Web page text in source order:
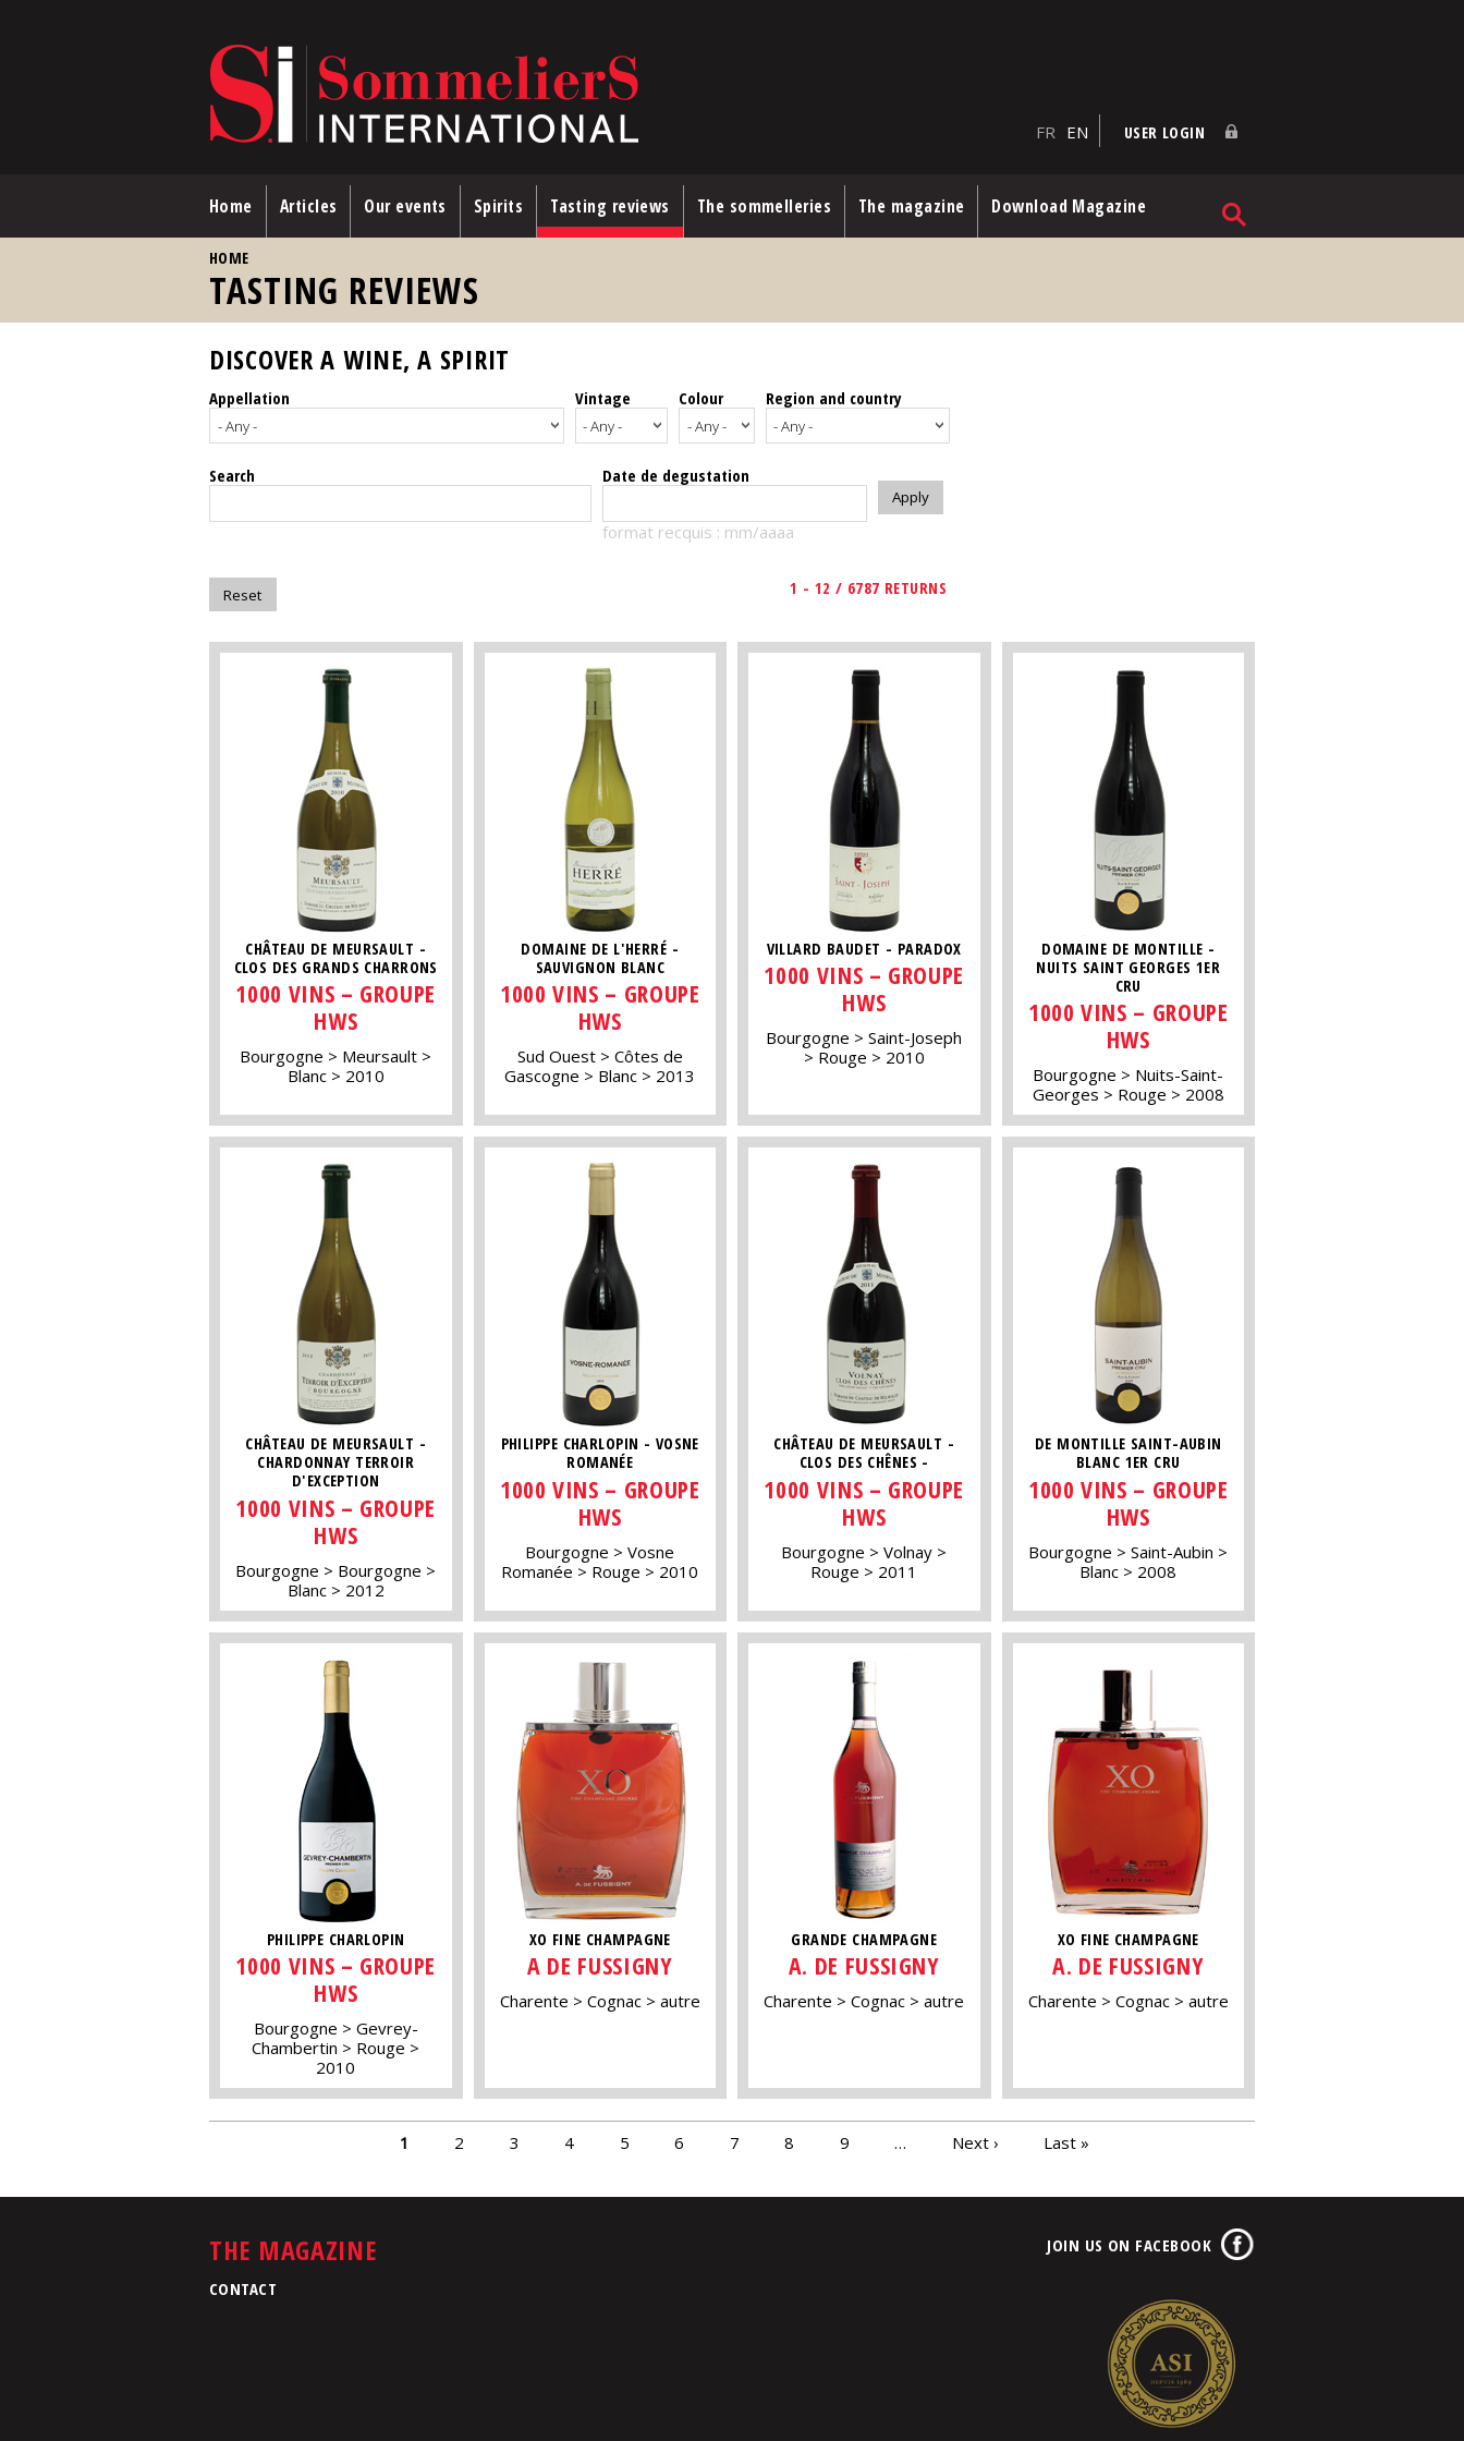
FR EN USER LOGIN
Home Articles Our events Spirits Tasting reviews The sommelleries The magazine Download Magazine
HOME
TASTING REVIEWS
DISCOVER A WINE, A SPIRIT
Appellation Vintage Colour Region and country
Search Date de degustation
format recquis : mm/aaaa
1 - 12 / 6787 RETURNS
CHÂTEAU DE MEURSAULT -
CLOS DES GRANDS CHARRONS
1000 VINS – GROUPE
HWS
Bourgogne
Meursault
Blanc
2010
DOMAINE DE L'HERRÉ -
SAUVIGNON BLANC
1000 VINS – GROUPE
HWS
Sud Ouest
Côtes de
Gascogne
Blanc 2013
VILLARD BAUDET - PARADOX
1000 VINS – GROUPE
HWS
Bourgogne
Saint-Joseph
Rouge
2010
DOMAINE DE MONTILLE -
NUITS SAINT GEORGES 1ER
CRU
1000 VINS – GROUPE
HWS
Bourgogne
Nuits-Saint-
Georges
Rouge 2008
CHÂTEAU DE MEURSAULT -
CHARDONNAY TERROIR
D'EXCEPTION
1000 VINS – GROUPE
HWS
Bourgogne
Bourgogne
Blanc
2012
PHILIPPE CHARLOPIN - VOSNE
ROMANÉE
1000 VINS – GROUPE
HWS
Bourgogne
Vosne
Romanée
Rouge 2010
CHÂTEAU DE MEURSAULT -
CLOS DES CHÊNES -
1000 VINS – GROUPE
HWS
Bourgogne
Volnay
Rouge
2011
DE MONTILLE SAINT-AUBIN
BLANC 1ER CRU
1000 VINS – GROUPE
HWS
Bourgogne
Saint-Aubin
Blanc
2008
PHILIPPE CHARLOPIN
1000 VINS – GROUPE
HWS
Bourgogne
Gevrey-
Chambertin
Rouge
2010
XO FINE CHAMPAGNE
A DE FUSSIGNY
Charente Cognac autre
GRANDE CHAMPAGNE
A. DE FUSSIGNY
Charente Cognac autre
XO FINE CHAMPAGNE
A. DE FUSSIGNY
Charente Cognac autre
1 2 3 4 5 6 7 8 9 … Next › Last »
THE MAGAZINE
CONTACT
JOIN US ON FACEBOOK